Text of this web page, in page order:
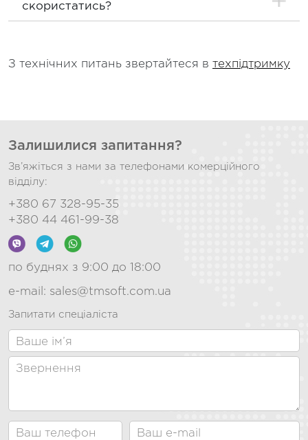
скористатись?
З технічних питань звертайтеся в техпідтримку
Залишилися запитання?
Зв’яжіться з нами за телефонами комерційного
відділу:
+380 67 328-95-35
+380 44 461-99-38
по буднях з 9:00 до 18:00
e-mail: sales@tmsoft.com.ua
Запитати спеціаліста